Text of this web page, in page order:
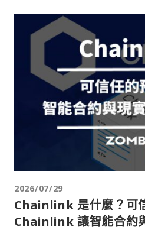
2026/07/29
Chainlink 是什麼？可
Chainlink 讓智能合約